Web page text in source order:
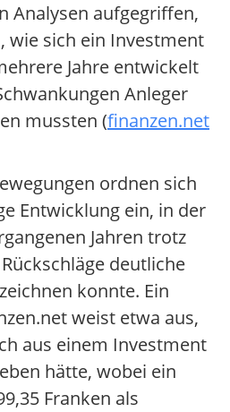
Analysen aufgegriffen,
wie sich ein Investment
Jahre entwickelt
Anleger
mussten (finanzen.net
ordnen sich
Entwicklung ein, in der
Jahren trotz
deutliche
konnte. Ein
weist etwa aus,
aus einem Investment
hätte, wobei ein
Franken als